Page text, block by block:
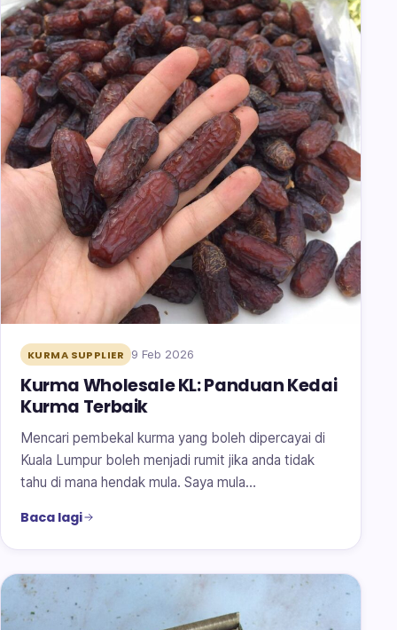
KURMA SUPPLIER 9 Feb 2026
Kurma Wholesale KL: Panduan Kedai
Kurma Terbaik
Mencari pembekal kurma yang boleh dipercayai di
Kuala Lumpur boleh menjadi rumit jika anda tidak
tahu di mana hendak mula. Saya mula…
Baca lagi